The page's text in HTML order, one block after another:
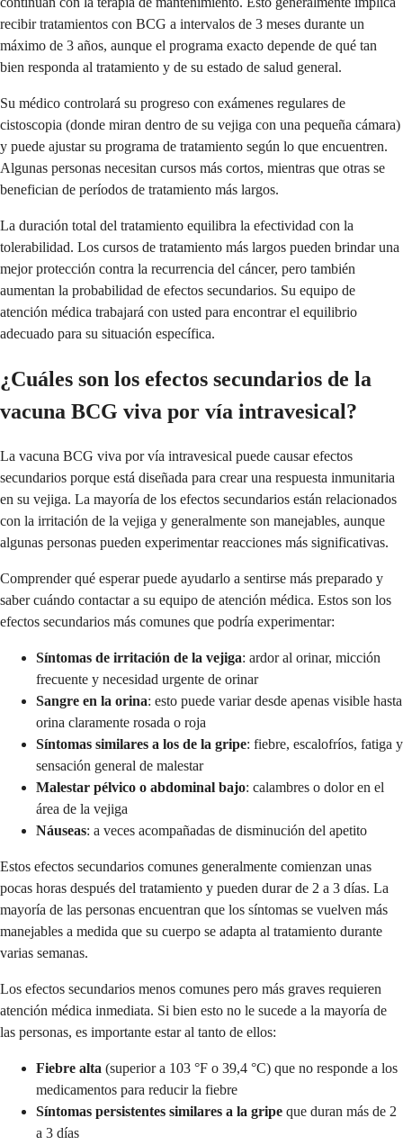
recibir tratamientos con BCG a intervalos de 3 meses durante un
máximo de 3 años, aunque el programa exacto depende de qué tan
bien responda al tratamiento y de su estado de salud general.
Su médico controlará su progreso con exámenes regulares de
cistoscopia (donde miran dentro de su vejiga con una pequeña cámara)
y puede ajustar su programa de tratamiento según lo que encuentren.
Algunas personas necesitan cursos más cortos, mientras que otras se
benefician de períodos de tratamiento más largos.
La duración total del tratamiento equilibra la efectividad con la
tolerabilidad. Los cursos de tratamiento más largos pueden brindar una
mejor protección contra la recurrencia del cáncer, pero también
aumentan la probabilidad de efectos secundarios. Su equipo de
atención médica trabajará con usted para encontrar el equilibrio
adecuado para su situación específica.
¿Cuáles son los efectos secundarios de la
vacuna BCG viva por vía intravesical?
La vacuna BCG viva por vía intravesical puede causar efectos
secundarios porque está diseñada para crear una respuesta inmunitaria
en su vejiga. La mayoría de los efectos secundarios están relacionados
con la irritación de la vejiga y generalmente son manejables, aunque
algunas personas pueden experimentar reacciones más significativas.
Comprender qué esperar puede ayudarlo a sentirse más preparado y
saber cuándo contactar a su equipo de atención médica. Estos son los
efectos secundarios más comunes que podría experimentar:
Síntomas de irritación de la vejiga: ardor al orinar, micción
frecuente y necesidad urgente de orinar
Sangre en la orina: esto puede variar desde apenas visible hasta
orina claramente rosada o roja
Síntomas similares a los de la gripe: fiebre, escalofríos, fatiga y
sensación general de malestar
Malestar pélvico o abdominal bajo: calambres o dolor en el
área de la vejiga
Náuseas: a veces acompañadas de disminución del apetito
Estos efectos secundarios comunes generalmente comienzan unas
pocas horas después del tratamiento y pueden durar de 2 a 3 días. La
mayoría de las personas encuentran que los síntomas se vuelven más
manejables a medida que su cuerpo se adapta al tratamiento durante
varias semanas.
Los efectos secundarios menos comunes pero más graves requieren
atención médica inmediata. Si bien esto no le sucede a la mayoría de
las personas, es importante estar al tanto de ellos:
Fiebre alta (superior a 103 °F o 39,4 °C) que no responde a los
medicamentos para reducir la fiebre
Síntomas persistentes similares a la gripe que duran más de 2
a 3 días